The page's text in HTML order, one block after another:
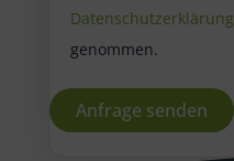
Datenschutzerklärung
genommen.